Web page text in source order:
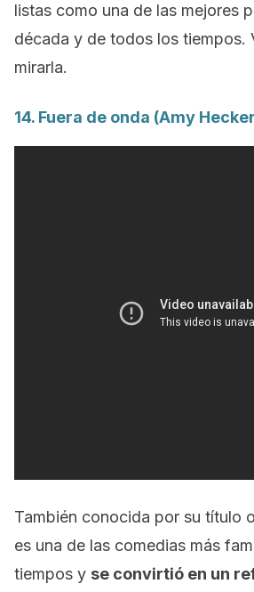
listas como una de las mejores
década y de todos los tiempos.
mirarla.
14. Fuera de onda (Amy
También conocida por su título
es una de las comedias más
tiempos y se convirtió en un